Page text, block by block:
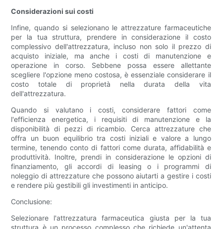
Considerazioni sui costi
Infine, quando si selezionano le attrezzature farmaceutiche
per la tua struttura, prendere in considerazione il costo
complessivo dell'attrezzatura, incluso non solo il prezzo di
acquisto iniziale, ma anche i costi di manutenzione e
operazione in corso. Sebbene possa essere allettante
scegliere l'opzione meno costosa, è essenziale considerare il
costo totale di proprietà nella durata della vita
dell'attrezzatura.
Quando si valutano i costi, considerare fattori come
l'efficienza energetica, i requisiti di manutenzione e la
disponibilità di pezzi di ricambio. Cerca attrezzature che
offra un buon equilibrio tra costi iniziali e valore a lungo
termine, tenendo conto di fattori come durata, affidabilità e
produttività. Inoltre, prendi in considerazione le opzioni di
finanziamento, gli accordi di leasing o i programmi di
noleggio di attrezzature che possono aiutarti a gestire i costi
e rendere più gestibili gli investimenti in anticipo.
Conclusione:
Selezionare l'attrezzatura farmaceutica giusta per la tua